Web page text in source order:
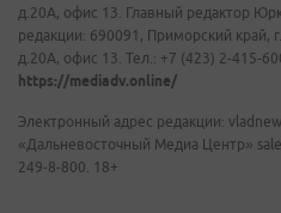
д.20А, офис 13. Главный редактор
редакции: 690091, Приморский край,
д.20А, офис 13. Тел.: +7 (423) 2-415-
https://mediadv.online/
Электронный адрес редакции:
«Дальневосточный Медиа Центр»
249-8-800. 18+